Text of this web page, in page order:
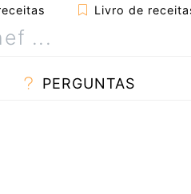
Livro de
PERGUNTAS